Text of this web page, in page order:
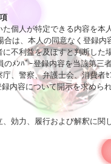
た個人が特定できる内容を
合は、本人の同意なく登録内
不利益を及ぼすと判断した場
のﾒﾝﾊﾞｰ登録内容を当該第三
庁、警察、弁護士会、消費
録内容について開示を求めら
、効力、履行および解釈に